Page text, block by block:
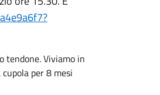
tendone. Viviamo in
per 8 mesi